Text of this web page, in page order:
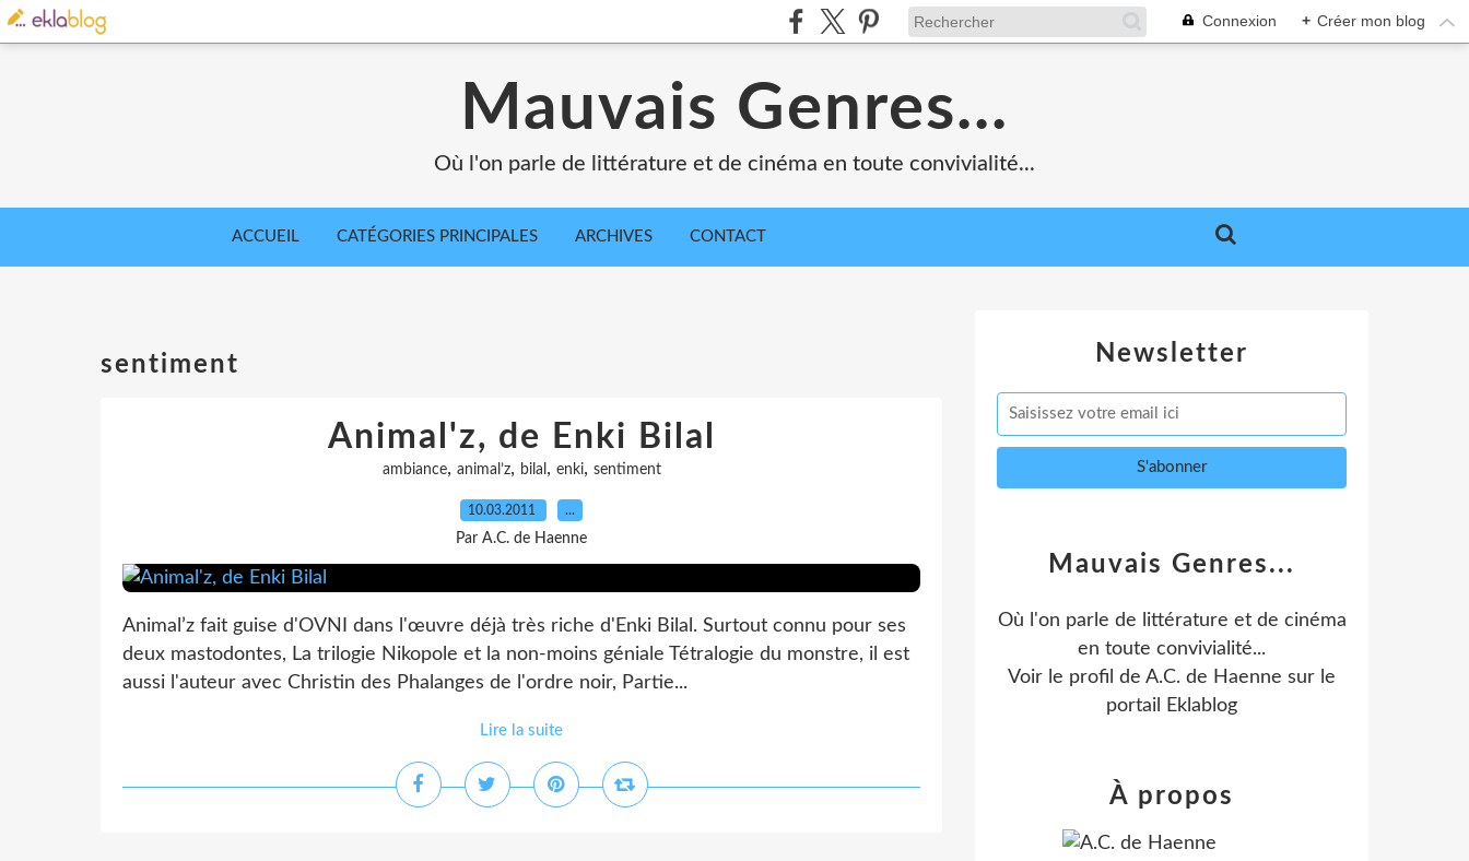
Connexion + Créer mon blog
Mauvais Genres...
Où l'on parle de littérature et de cinéma en toute convivialité...
ACCUEIL CATÉGORIES PRINCIPALES ARCHIVES CONTACT
sentiment
Animal'z, de Enki Bilal
ambiance, animal’z, bilal , enki, sentiment
10.03.2011 …
Par A.C. de Haenne
Animal’z fait guise d'OVNI dans l'œuvre déjà très riche d'Enki Bilal. Surtout connu pour ses
deux mastodontes, La trilogie Nikopole et la non-moins géniale Tétralogie du monstre, il est
aussi l'auteur avec Christin des Phalanges de l'ordre noir, Partie...
Lire la suite
Newsletter
Mauvais Genres...
Où l'on parle de littérature et de cinéma
en toute convivialité...
Voir le profil de A.C. de Haenne sur le
portail Eklablog
À propos